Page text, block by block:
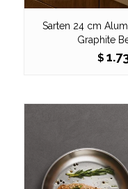
Sarten 24 cm
Graphite
$